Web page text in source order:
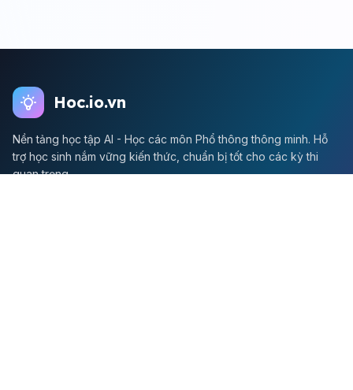
Hoc.io.vn
Nền tảng học tập AI - Học các môn Phổ thông thông minh. Hỗ
trợ học sinh nắm vững kiến thức, chuẩn bị tốt cho các kỳ thi
quan trọng.